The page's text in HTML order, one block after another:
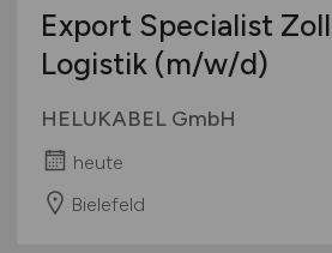
Export Specialist
Logistik (m/w/d)
HELUKABEL GmbH
heute
Bielefeld